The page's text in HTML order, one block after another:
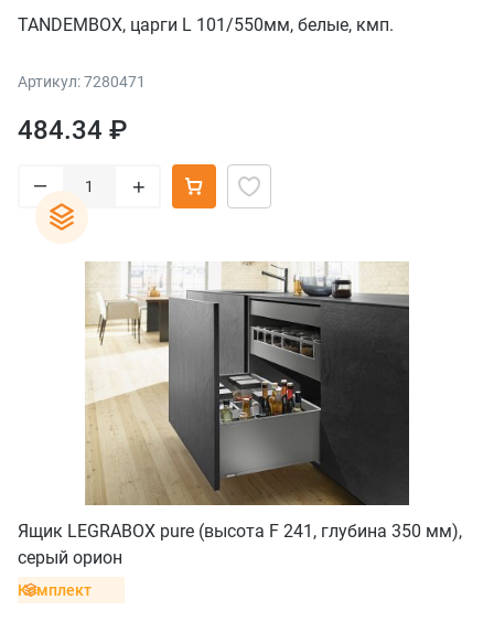
TANDEMBOX, царги L 101/550мм, белые, кмп.
Артикул: 7280471
484.34 ₽
– +
Ящик LEGRABOX pure (высота F 241, глубина 350 мм),
серый орион
Комплект